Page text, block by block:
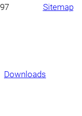
Sitemap
Downloads